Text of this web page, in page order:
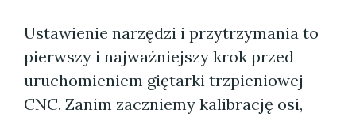
Ustawienie narzędzi i przytrzymania to
pierwszy i najważniejszy krok przed
uruchomieniem giętarki trzpieniowej
CNC. Zanim zaczniemy kalibrację osi,